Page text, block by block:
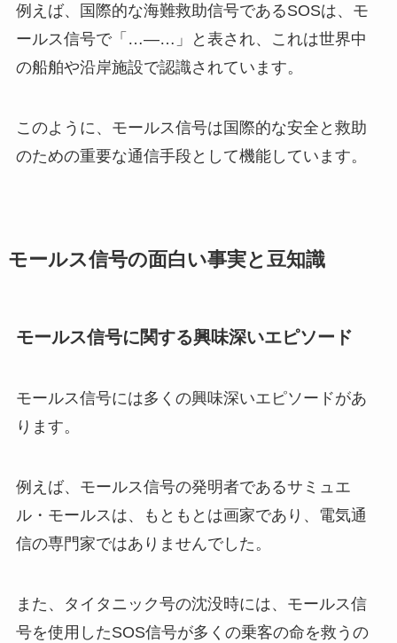
例えば、国際的な海難救助信号であるSOSは、モ
ールス信号で「…—…」と表され、これは世界中
の船舶や沿岸施設で認識されています。
このように、モールス信号は国際的な安全と救助
のための重要な通信手段として機能しています。
モールス信号の面白い事実と豆知識
モールス信号に関する興味深いエピソード
モールス信号には多くの興味深いエピソードがあ
ります。
例えば、モールス信号の発明者であるサミュエ
ル・モールスは、もともとは画家であり、電気通
信の専門家ではありませんでした。
また、タイタニック号の沈没時には、モールス信
号を使用したSOS信号が多くの乗客の命を救うの